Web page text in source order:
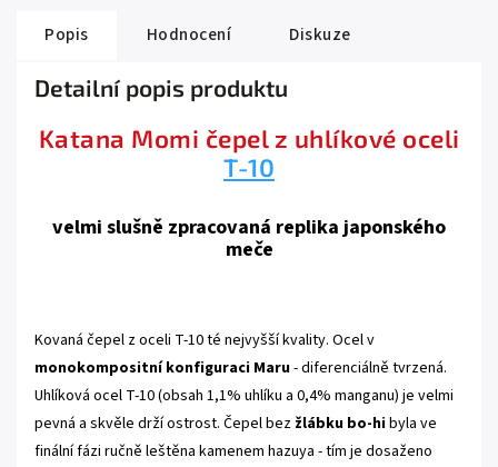
Popis Hodnocení Diskuze
Detailní popis produktu
Katana Momi čepel z uhlíkové oceli
T-10
velmi slušně zpracovaná replika japonského
meče
Kovaná čepel z oceli T-10 té nejvyšší kvality. Ocel v
monokompositní konfiguraci Maru- diferenciálně tvrzená.
Uhlíková ocel T-10 (obsah 1,1% uhlíku a 0,4% manganu) je velmi
pevná a skvěle drží ostrost. Čepel bez žlábku bo-hibyla ve
finální fázi ručně leštěna kamenem hazuya - tím je dosaženo